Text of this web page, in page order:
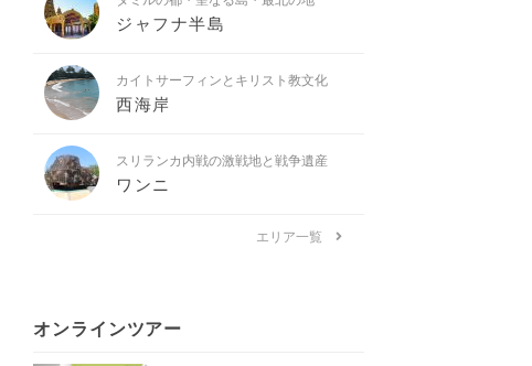
ジャフナ半島
カイトサーフィンとキリスト教文化
西海岸
スリランカ内戦の激戦地と戦争遺産
ワンニ
エリア一覧
オンラインツアー